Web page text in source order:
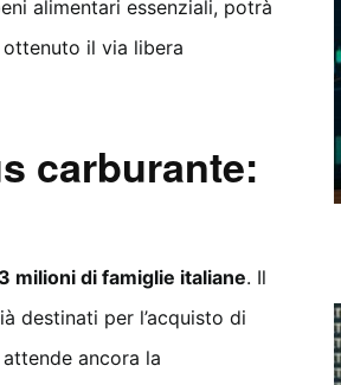
alimentari essenziali, potrà
il via libera
carburante:
milioni di famiglie italiane. Il
destinati per l’acquisto di
ancora la